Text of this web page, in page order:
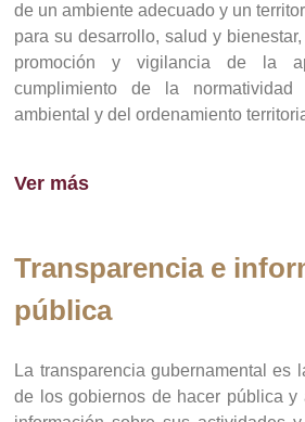
de un ambiente adecuado y un
para su desarrollo, salud y
promoción y vigilancia de la
cumplimiento de la normatividad
ambiental y del ordenamiento
Ver más
Transparencia e
pública
La transparencia gubernamental es
de los gobiernos de hacer pública y